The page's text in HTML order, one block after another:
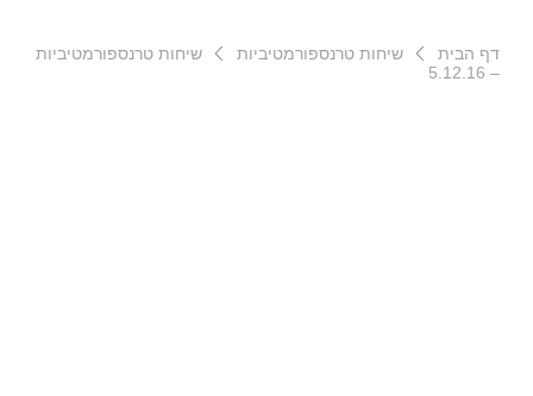
דף הבית שיחות טרנספורמטיביות
שיחות טרנספורמטיביות
– 5.12.16